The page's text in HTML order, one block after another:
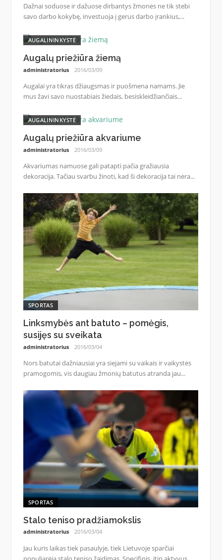
Dažnai soduose ir dažuose dirbantys žmonės ne tik stebi
savo darbo kokybę, investuoja į gerus darbo įrankius,...
AUGALININKYSTĖ
Augalų priežiūra žiemą
administratorius 2016/03/09
Augalai yra tikras džiaugsmas ir puošmena namams. Jie
mus žavi savo nuostabiais žiedais, besiskleidžiančiais...
AUGALININKYSTĖ
Augalų priežiūra akvariume
administratorius 2016/03/09
Akvariumas namuose gali patapti pačia gražiausia
dekoracija. Tačiau svarbu žinoti, kad ši dekoracija tai nėra...
SPORTAS
Linksmybės ant batuto – pomėgis,
susijęs su sveikata
administratorius 2016/03/04
Nors batutai dažniausiai yra siejami su vaikais ir vaikystės
pramogomis, vis daugiau žmonių batutus atranda jau...
SPORTAS
Stalo teniso pradžiamokslis
administratorius 2016/03/04
Jau kuris laikas tiek pasaulyje, tiek Lietuvoje sparčiai